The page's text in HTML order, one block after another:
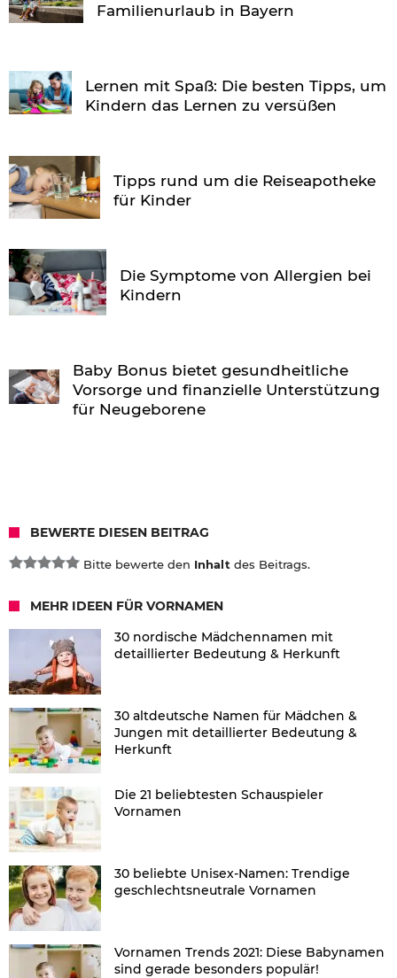
Familienurlaub in Bayern
Lernen mit Spaß: Die besten Tipps, um
Kindern das Lernen zu versüßen
Tipps rund um die Reiseapotheke
für Kinder
Die Symptome von Allergien bei
Kindern
Baby Bonus bietet gesundheitliche
Vorsorge und finanzielle Unterstützung
für Neugeborene
BEWERTE DIESEN BEITRAG
Bitte bewerte den Inhalt des Beitrags.
MEHR IDEEN FÜR VORNAMEN
30 nordische Mädchennamen mit
detaillierter Bedeutung & Herkunft
30 altdeutsche Namen für Mädchen &
Jungen mit detaillierter Bedeutung &
Herkunft
Die 21 beliebtesten Schauspieler
Vornamen
30 beliebte Unisex-Namen: Trendige
geschlechtsneutrale Vornamen
Vornamen Trends 2021: Diese Babynamen
sind gerade besonders populär!